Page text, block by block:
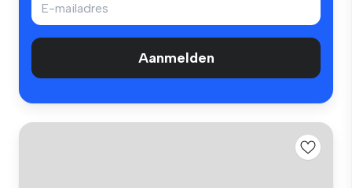
Aanmelden